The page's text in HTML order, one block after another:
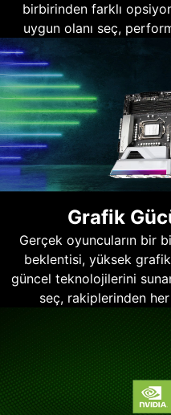
birbirinden farklı
uygun olanı seç,
Grafik
Gerçek oyuncuların bir
beklentisi, yüksek grafik
güncel teknolojilerini
seç, rakiplerinden